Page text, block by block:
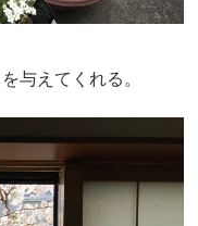
与えてくれる。